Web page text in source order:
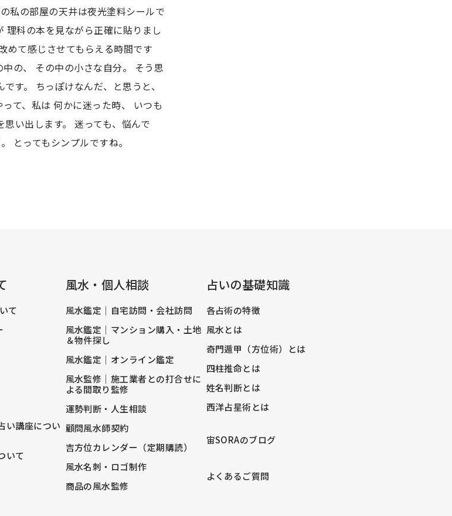
私の部屋の天井は夜光塗料シールで
理科の本を見ながら正確に貼りまし
めて感じさせてもらえる時間です
の、 その中の小さな自分。 そう思
す。 ちっぽけなんだ、と思うと、
て、私は 何かに迷った時、 いつも
い出します。 迷っても、悩んで
とってもシンプルですね。
て
い講座につい
いて
風水・個人相談
風水鑑定｜自宅訪問・会社訪問
風水鑑定｜マンション購入・土地
＆物件探し
風水鑑定｜オンライン鑑定
風水監修｜施工業者との打合せに
よる間取り監修
運勢判断・人生相談
顧問風水師契約
吉方位カレンダー（定期購読）
風水名刺・ロゴ制作
商品の風水監修
占いの基礎知識
各占術の特徴
風水とは
奇門遁甲（方位術）とは
四柱推命とは
姓名判断とは
西洋占星術とは
宙SORAのブログ
よくあるご質問